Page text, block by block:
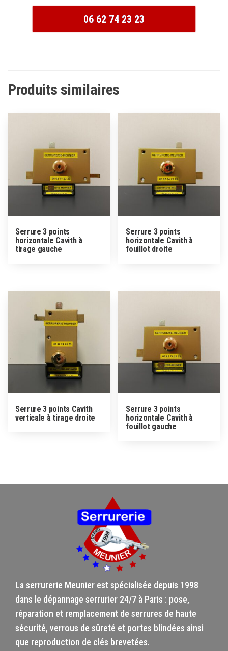
06 62 74 23 23
Produits similaires
Serrure 3 points
horizontale Cavith à
tirage gauche
Serrure 3 points
horizontale Cavith à
fouillot droite
Serrure 3 points Cavith
verticale à tirage droite
Serrure 3 points
horizontale Cavith à
fouillot gauche
La serrurerie Meunier est spécialisée depuis 1998
dans le dépannage serrurier 24/7 à Paris : pose,
réparation et remplacement de serrures de haute
sécurité, verrous de sûreté et portes blindées ainsi
que reproduction de clés brevetées.